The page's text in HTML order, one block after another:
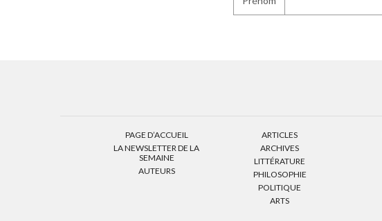
PAGE D’ACCUEIL
LA NEWSLETTER DE LA
SEMAINE
AUTEURS
ARTICLES
ARCHIVES
LITTÉRATURE
PHILOSOPHIE
POLITIQUE
ARTS